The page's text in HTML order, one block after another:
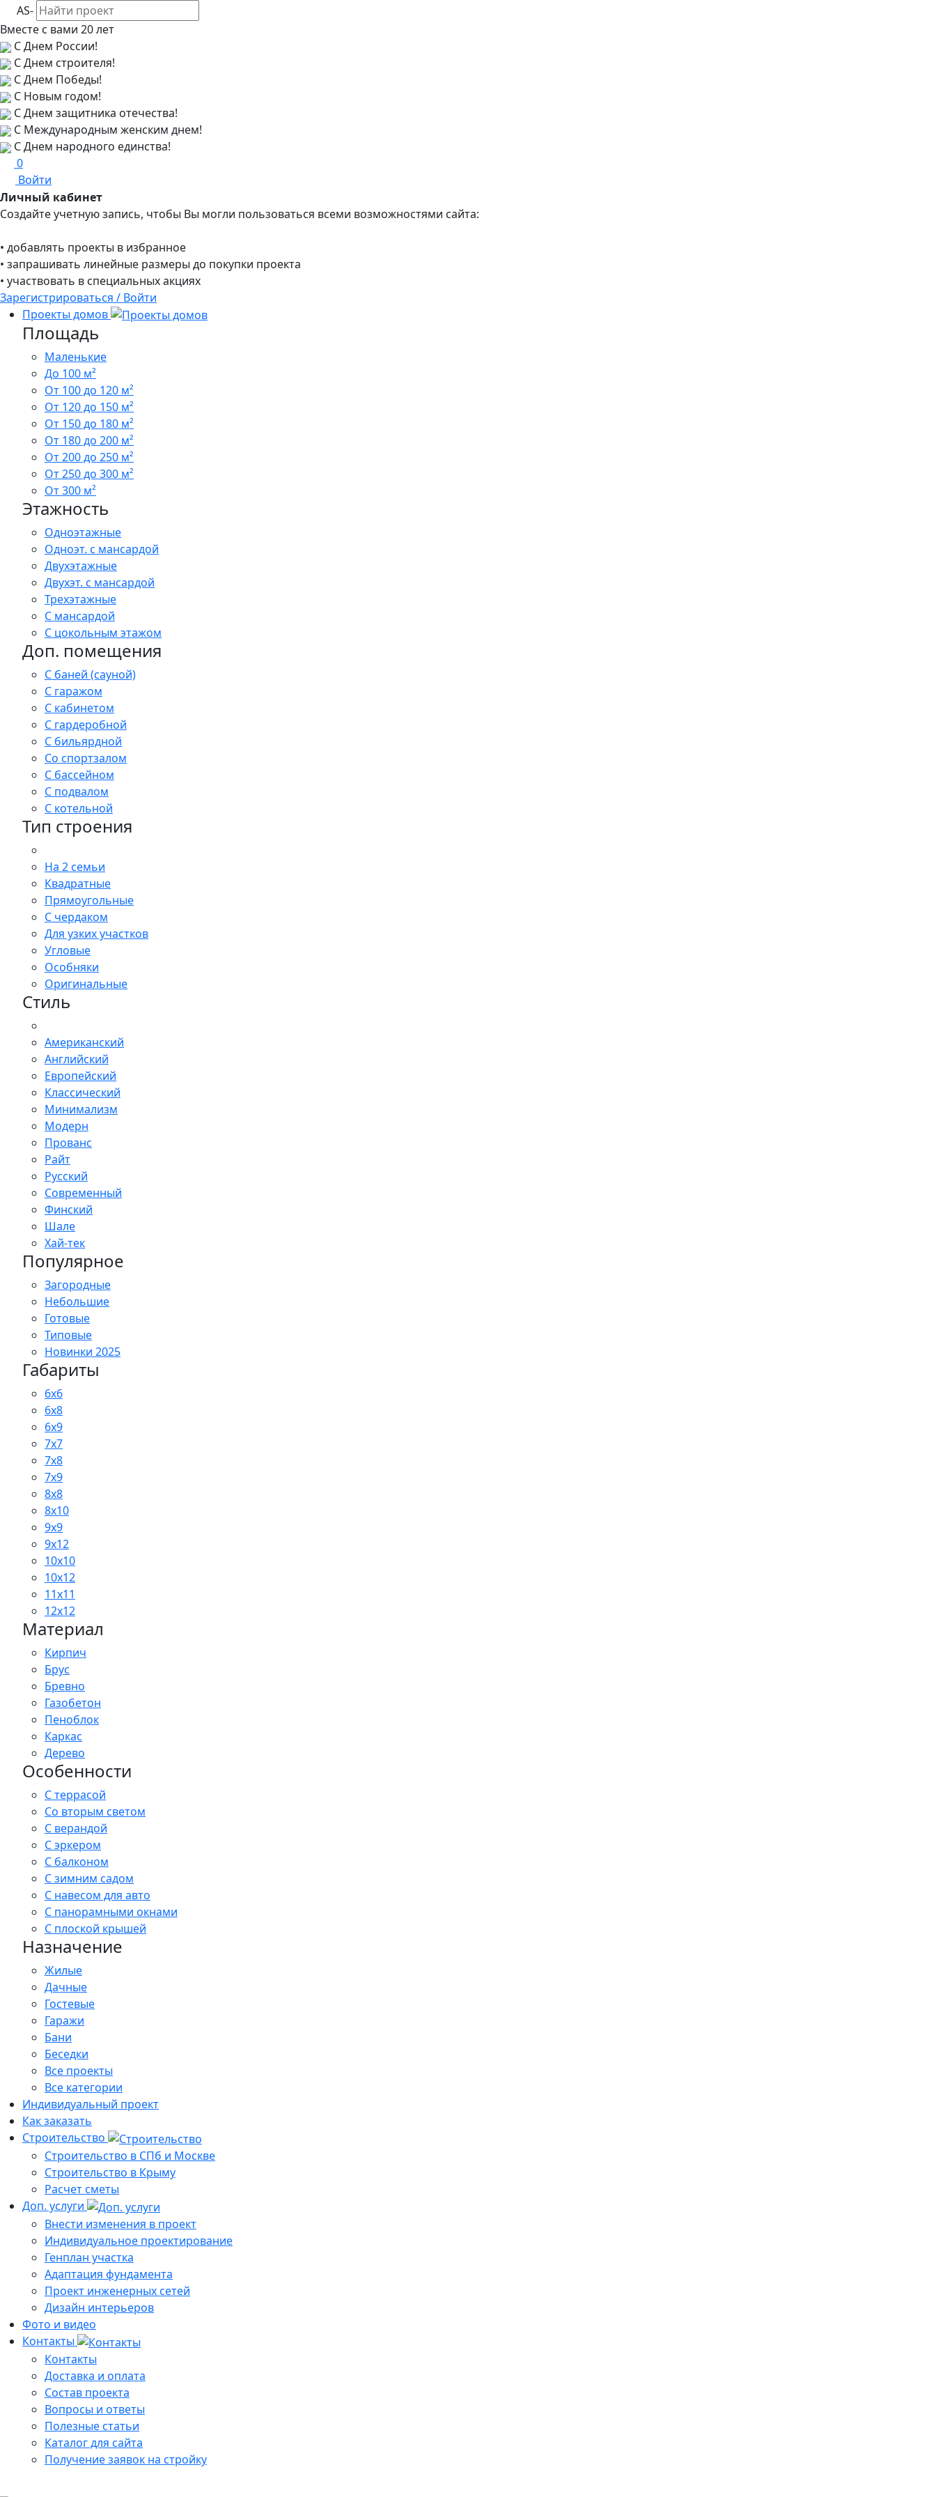
AS-
Вместе с вами 20 лет
С Днем России!
С Днем строителя!
С Днем Победы!
С Новым годом!
С Днем защитника отечества!
С Международным женским днем!
С Днем народного единства!
0
Войти
Личный кабинет
Создайте учетную запись, чтобы Вы могли пользоваться всеми возможностями сайта:
• добавлять проекты в избранное
• запрашивать линейные размеры до покупки проекта
• участвовать в специальных акциях
Зарегистрироваться / Войти
Проекты домов
Площадь
Маленькие
До 100 м²
От 100 до 120 м²
От 120 до 150 м²
От 150 до 180 м²
От 180 до 200 м²
От 200 до 250 м²
От 250 до 300 м²
От 300 м²
Этажность
Одноэтажные
Одноэт. с мансардой
Двухэтажные
Двухэт. с мансардой
Трехэтажные
С мансардой
С цокольным этажом
Доп. помещения
С баней (сауной)
С гаражом
С кабинетом
С гардеробной
С бильярдной
Со спортзалом
С бассейном
С подвалом
С котельной
Тип строения
На 2 семьи
Квадратные
Прямоугольные
С чердаком
Для узких участков
Угловые
Особняки
Оригинальные
Стиль
Американский
Английский
Европейский
Классический
Минимализм
Модерн
Прованс
Райт
Русский
Современный
Финский
Шале
Хай-тек
Популярное
Загородные
Небольшие
Готовые
Типовые
Новинки 2025
Габариты
6x6
6x8
6x9
7x7
7x8
7x9
8x8
8x10
9x9
9x12
10x10
10x12
11x11
12x12
Материал
Кирпич
Брус
Бревно
Газобетон
Пеноблок
Каркас
Дерево
Особенности
С террасой
Со вторым светом
С верандой
С эркером
С балконом
С зимним садом
С навесом для авто
С панорамными окнами
С плоской крышей
Назначение
Жилые
Дачные
Гостевые
Гаражи
Бани
Беседки
Все проекты
Все категории
Индивидуальный проект
Как заказать
Строительство
Строительство в СПб и Москве
Строительство в Крыму
Расчет сметы
Доп. услуги
Внести изменения в проект
Индивидуальное проектирование
Генплан участка
Адаптация фундамента
Проект инженерных сетей
Дизайн интерьеров
Фото и видео
Контакты
Контакты
Доставка и оплата
Состав проекта
Вопросы и ответы
Полезные статьи
Каталог для сайта
Получение заявок на стройку